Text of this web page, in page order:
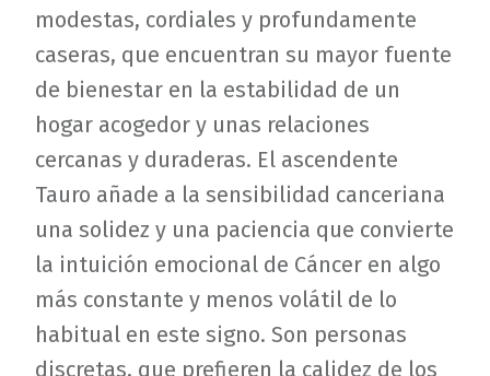
modestas, cordiales y profundamente
caseras, que encuentran su mayor fuente
de bienestar en la estabilidad de un
hogar acogedor y unas relaciones
cercanas y duraderas. El ascendente
Tauro añade a la sensibilidad canceriana
una solidez y una paciencia que convierte
la intuición emocional de Cáncer en algo
más constante y menos volátil de lo
habitual en este signo. Son personas
discretas, que prefieren la calidez de los